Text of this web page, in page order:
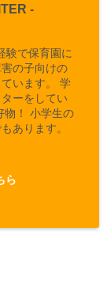
-
験で保育園に
の子向けの
います。 学
ーをしてい
物！ 小学生の
あります。
ら